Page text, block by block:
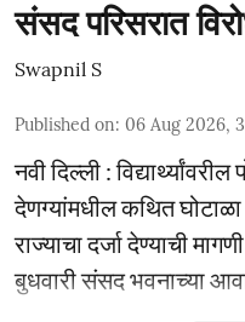
संसद परिसरात
Swapnil S
Published on: 06 Aug 2026,
नवी दिल्ली :
देणग्यांमधील कथित
राज्याचा दर्जा देण्याची
बुधवारी संसद भवनाच्या